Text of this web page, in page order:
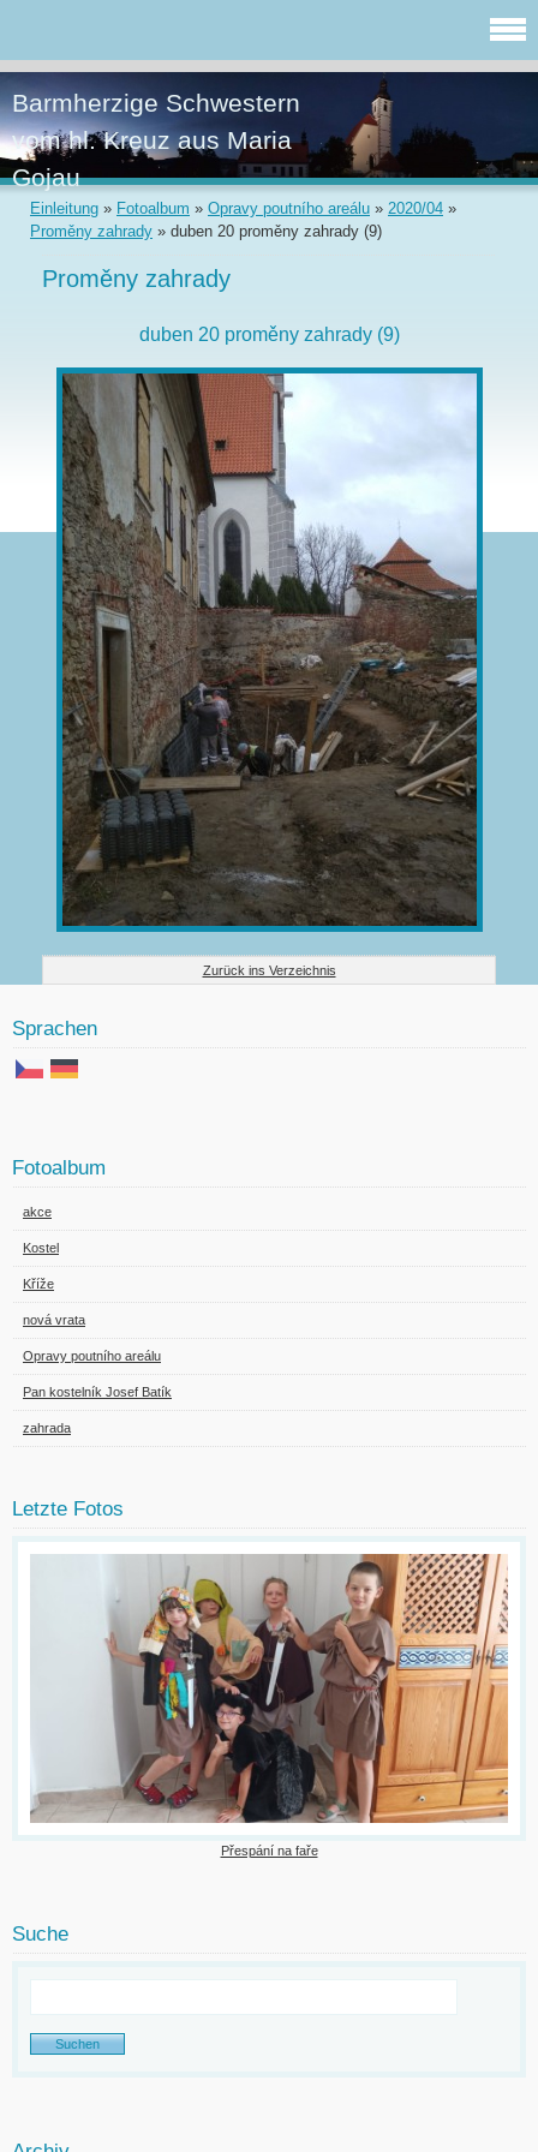
Barmherzige Schwestern
vom hl. Kreuz aus Maria
Gojau
Einleitung » Fotoalbum » Opravy poutního areálu » 2020/04 »
Proměny zahrady » duben 20 proměny zahrady (9)
Proměny zahrady
duben 20 proměny zahrady (9)
Zurück ins Verzeichnis
Sprachen
Fotoalbum
akce
Kostel
Kříže
nová vrata
Opravy poutního areálu
Pan kostelník Josef Batík
zahrada
Letzte Fotos
Přespání na faře
Suche